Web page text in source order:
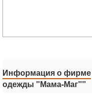
Информация о фирме
одежды "Мама-Маг""